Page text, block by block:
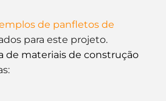
de panfletos de
para este projeto.
de materiais de construção